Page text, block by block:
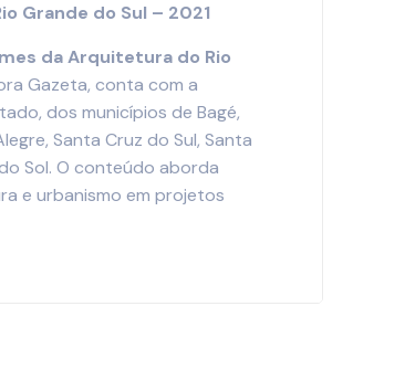
Grande do Sul – 2021
da Arquitetura do Rio
Gazeta, conta com a
dos municípios de Bagé,
Santa Cruz do Sul, Santa
Sol. O conteúdo aborda
e urbanismo em projetos